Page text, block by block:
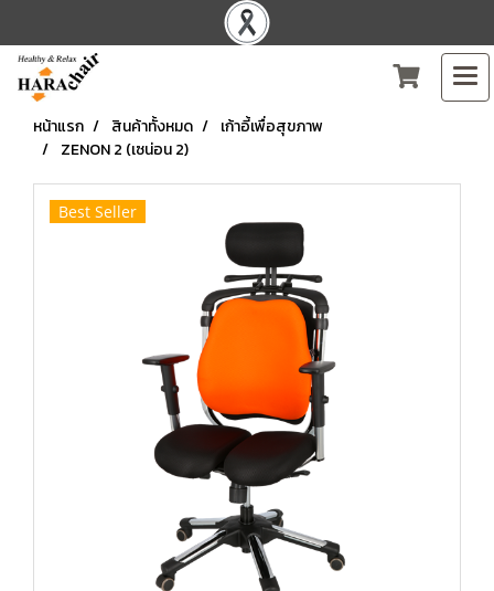
หน้าแรก สินค้าทั้งหมด
เก้าอี้เพื่อสุขภาพ
ZENON 2 (เซน่อน 2)
Best Seller